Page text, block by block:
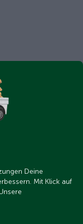
Deine
Mit Klick auf